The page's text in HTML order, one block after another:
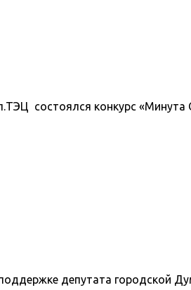
состоялся конкурс
депутата городской